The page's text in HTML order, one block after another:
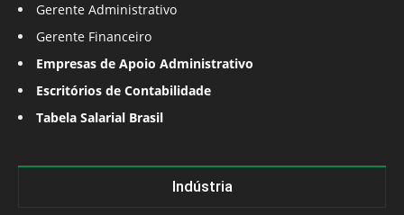
Gerente Administrativo
Gerente Financeiro
Empresas de Apoio Administrativo
Escritórios de Contabilidade
Tabela Salarial Brasil
Indústria